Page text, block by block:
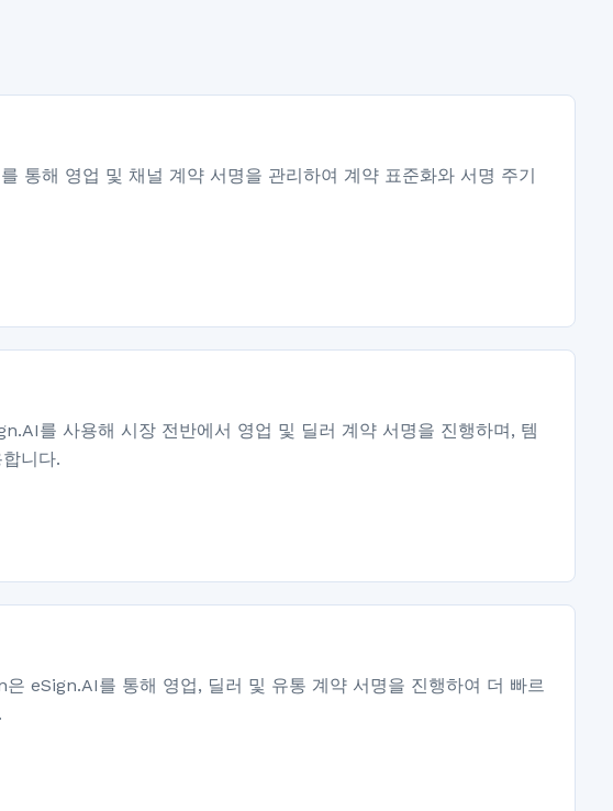
통해 영업 및 채널 계약 서명을 관리하여 계약 표준화와 서명 주기
를 사용해 시장 전반에서 영업 및 딜러 계약 서명을 진행하며, 템
니다.
eSign.AI를 통해 영업, 딜러 및 유통 계약 서명을 진행하여 더 빠르